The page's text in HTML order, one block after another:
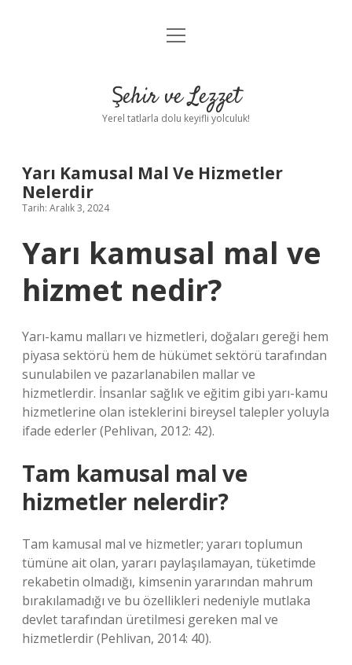
Anasayfa
Yasal Uyarı
menüyü
Şehir ve Lezzet
Yerel tatlarla dolu keyifli yolculuk!
Yarı Kamusal Mal Ve Hizmetler
Nelerdir
Tarih: Aralık 3, 2024
Yarı kamusal mal ve
hizmet nedir?
Yarı-kamu malları ve hizmetleri, doğaları gereği hem
piyasa sektörü hem de hükümet sektörü tarafından
sunulabilen ve pazarlanabilen mallar ve
hizmetlerdir. İnsanlar sağlık ve eğitim gibi yarı-kamu
hizmetlerine olan isteklerini bireysel talepler yoluyla
ifade ederler (Pehlivan, 2012: 42).
Tam kamusal mal ve
hizmetler nelerdir?
Tam kamusal mal ve hizmetler; yararı toplumun
tümüne ait olan, yararı paylaşılamayan, tüketimde
rekabetin olmadığı, kimsenin yararından mahrum
bırakılamadığı ve bu özellikleri nedeniyle mutlaka
devlet tarafından üretilmesi gereken mal ve
hizmetlerdir (Pehlivan, 2014: 40).